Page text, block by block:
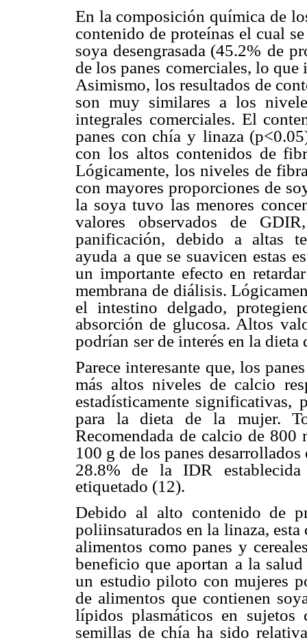
En la composición química de
contenido de proteínas el cual
soya desengrasada (45.2% de
de los panes comerciales, lo
Asimismo, los resultados de
son muy similares a los
integrales comerciales. El
panes con chía y linaza
con los altos contenidos de
Lógicamente, los niveles de
con mayores proporciones de
la soya tuvo las menores
valores observados
de
panificación,
debido a altas
ayuda a que se suavicen estas
un importante efecto en
membrana de diálisis.
el intestino delgado,
absorción de glucosa. Altos
podrían ser de interés en la dieta
Parece interesante que, los
más altos niveles de calcio
estadísticamente significativas,
para la dieta de la
mujer.
Recomendada de calcio de 800
100 g de los panes
28.8% de la IDR
etiquetado (12).
Debido al alto contenido de
poliinsaturados en la linaza,
alimentos como panes y
beneficio que aportan a la
un estudio piloto con mujeres
de alimentos que contienen
lípidos plasmáticos en sujetos
semillas de chía ha sido